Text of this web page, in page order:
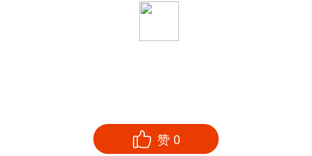
赞0